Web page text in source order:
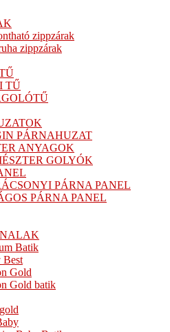
zippzárak
zippzárak
TŰ
PÁRNAHUZAT
ANYAGOK
GOLYÓK
PÁRNA PANEL
PÁRNA PANEL
Batik
Best
Gold
Gold batik